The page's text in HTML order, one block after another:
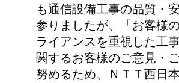
も通信設備工事の品質・
参りましたが、「お客様
ライアンスを重視した工
関するお客様のご意見・
努めるため、ＮＴＴ西日